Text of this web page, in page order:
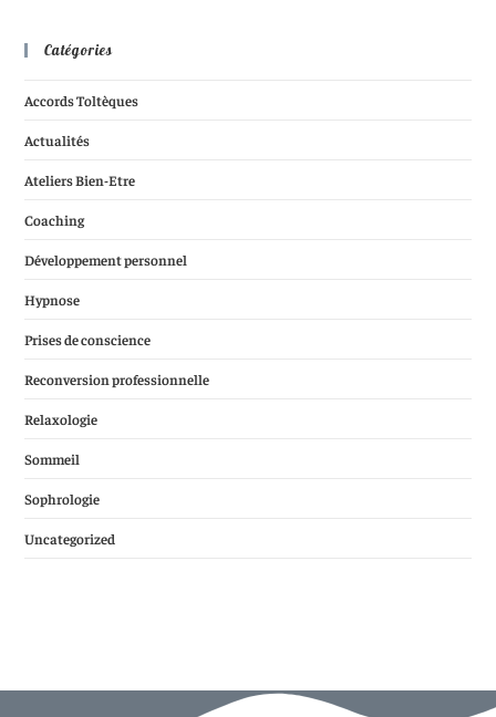
Catégories
Accords Toltèques
Actualités
Ateliers Bien-Etre
Coaching
Développement personnel
Hypnose
Prises de conscience
Reconversion professionnelle
Relaxologie
Sommeil
Sophrologie
Uncategorized